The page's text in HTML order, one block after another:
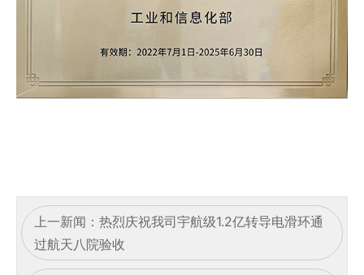
上一新闻： 热烈庆祝我司宇航级1.2亿转导电滑环通
过航天八院验收